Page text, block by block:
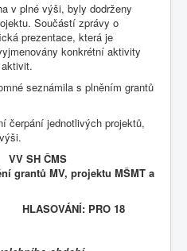
v plné výši, byly dodrženy
Součástí zprávy o
prezentace, která je
konkrétní aktivity
seznámila s plněním grantů
čerpání jednotlivých projektů,
SH ČMS
grantů MV, projektu MŠMT a
PRO 18